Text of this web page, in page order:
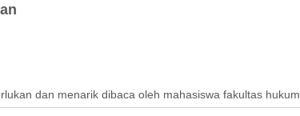
dan menarik dibaca oleh mahasiswa fakultas hukum.